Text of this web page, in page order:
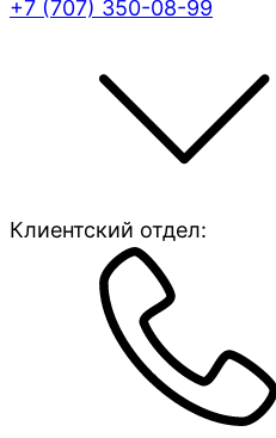
+7 (707) 350-08-99
Клиентский отдел: